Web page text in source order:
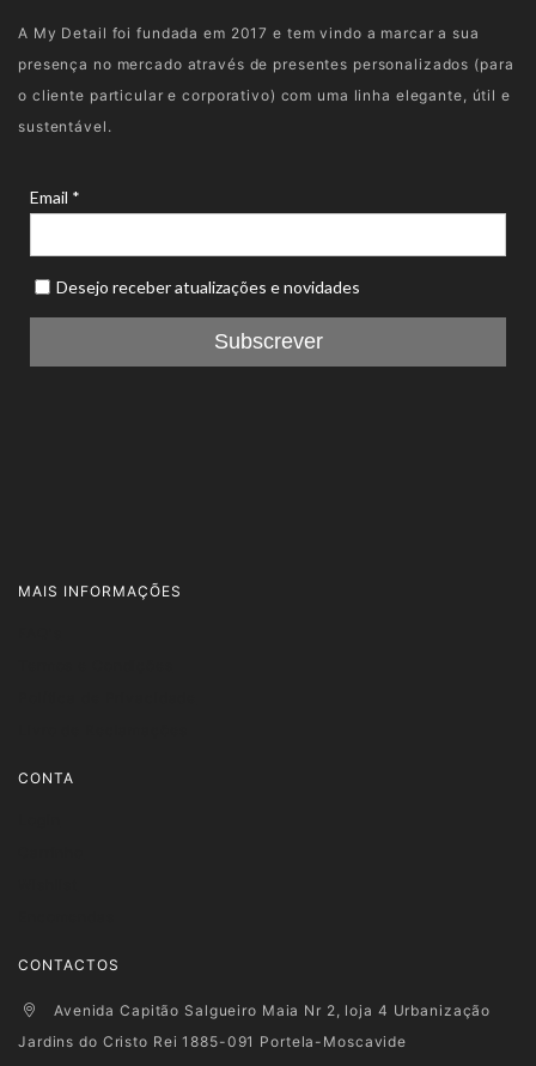
A My Detail foi fundada em 2017 e tem vindo a marcar a sua
presença no mercado através de presentes personalizados (para
o cliente particular e corporativo) com uma linha elegante, útil e
sustentável.
MAIS INFORMAÇÕES
CONTA
CONTACTOS
Avenida Capitão Salgueiro Maia Nr 2, loja 4 Urbanização
Jardins do Cristo Rei 1885-091 Portela-Moscavide